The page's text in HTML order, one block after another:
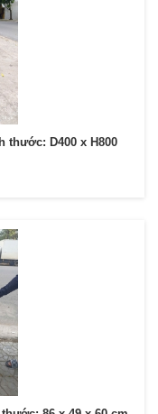
thước: D400 x H800